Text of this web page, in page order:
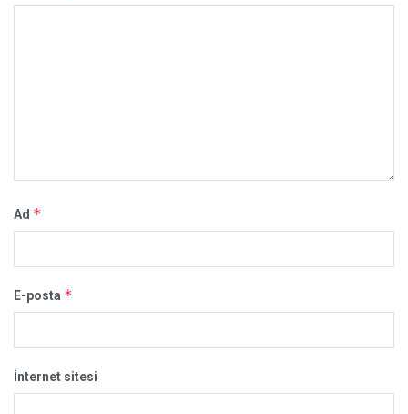
Ad *
E-posta *
İnternet sitesi